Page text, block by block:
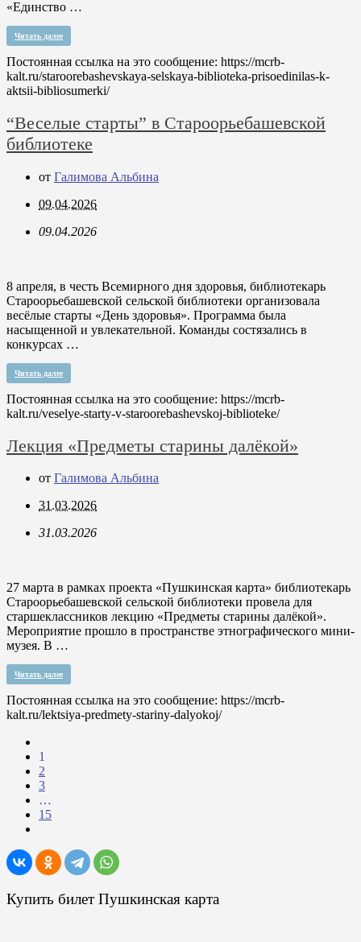
«Единство …
Читать далее
Постоянная ссылка на это сообщение: https://mcrb-
kalt.ru/staroorebashevskaya-selskaya-biblioteka-prisoedinilas-k-
aktsii-bibliosumerki/
“Веселые старты” в Староорьебашевской
библиотеке
от Галимова Альбина
09.04.2026
09.04.2026
8 апреля, в честь Всемирного дня здоровья, библиотекарь
Староорьебашевской сельской библиотеки организовала
весёлые старты «День здоровья». Программа была
насыщенной и увлекательной. Команды состязались в
конкурсах …
Читать далее
Постоянная ссылка на это сообщение: https://mcrb-
kalt.ru/veselye-starty-v-staroorebashevskoj-biblioteke/
Лекция «Предметы старины далёкой»
от Галимова Альбина
31.03.2026
31.03.2026
27 марта в рамках проекта «Пушкинская карта» библиотекарь
Староорьебашевской сельской библиотеки провела для
старшеклассников лекцию «Предметы старины далёкой».
Мероприятие прошло в пространстве этнографического мини-
музея. В …
Читать далее
Постоянная ссылка на это сообщение: https://mcrb-
kalt.ru/lektsiya-predmety-stariny-dalyokoj/
1
2
3
…
15
Купить билет Пушкинская карта